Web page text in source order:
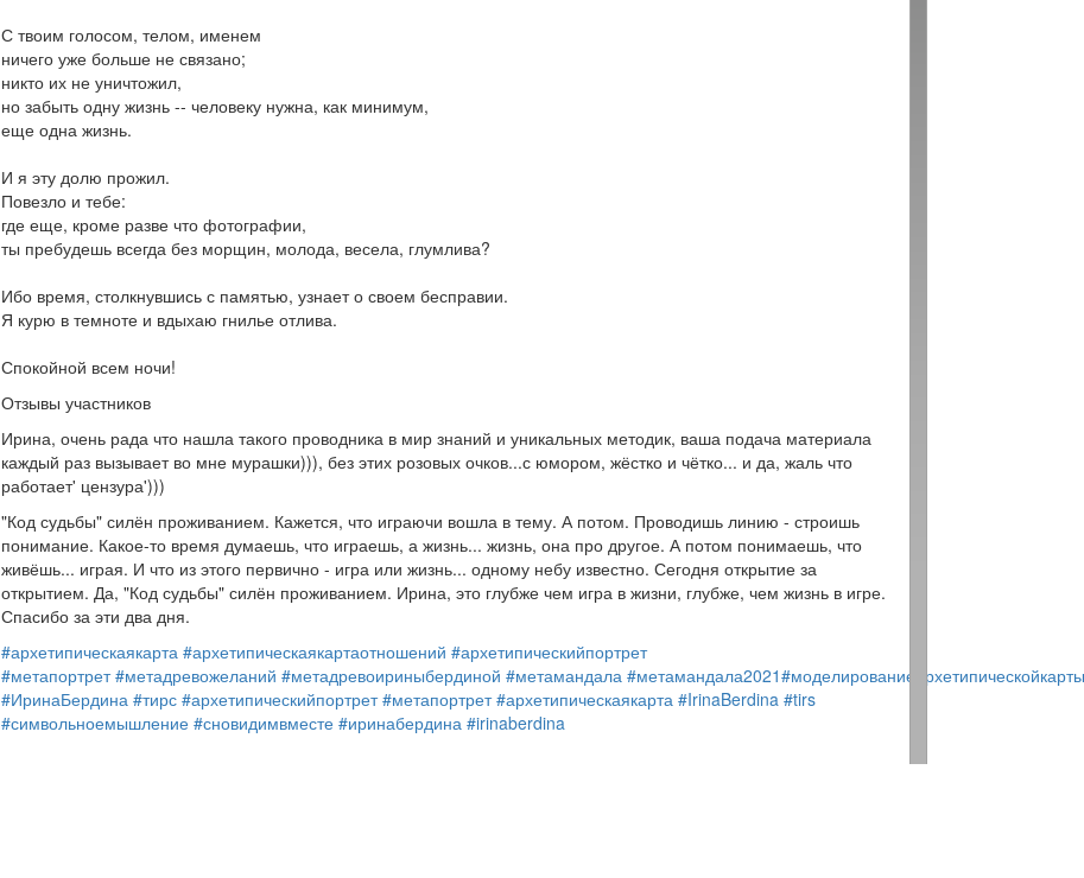
С твоим голосом, телом, именем
ничего уже больше не связано;
никто их не уничтожил,
но забыть одну жизнь -- человеку нужна, как минимум,
еще одна жизнь.
И я эту долю прожил.
Повезло и тебе:
где еще, кроме разве что фотографии,
ты пребудешь всегда без морщин, молода, весела, глумлива?
Ибо время, столкнувшись с памятью, узнает о своем бесправии.
Я курю в темноте и вдыхаю гнилье отлива.
Спокойной всем ночи!
Отзывы участников
Ирина, очень рада что нашла такого проводника в мир знаний и уникальных методик, ваша подача материала
каждый раз вызывает во мне мурашки))), без этих розовых очков...с юмором, жёстко и чётко... и да, жаль что
работает' цензура')))
"Код судьбы" силён проживанием. Кажется, что играючи вошла в тему. А потом. Проводишь линию - строишь
понимание. Какое-то время думаешь, что играешь, а жизнь... жизнь, она про другое. А потом понимаешь, что
живёшь... играя. И что из этого первично - игра или жизнь... одному небу известно. Сегодня открытие за
открытием. Да, "Код судьбы" силён проживанием. Ирина, это глубже чем игра в жизни, глубже, чем жизнь в игре.
Спасибо за эти два дня.
#архетипическаякарта #архетипическаякартаотношений #архетипическийпортрет
#метапортрет #метадревожеланий #метадревоириныбердиной #метамандала #метамандала2021#моделированиеархетипическойкарты
#ИринаБердина #тирс #архетипическийпортрет #метапортрет #архетипическаякарта #IrinaBerdina #tirs
#символьноемышление #сновидимвместе #иринабердина #irinaberdina